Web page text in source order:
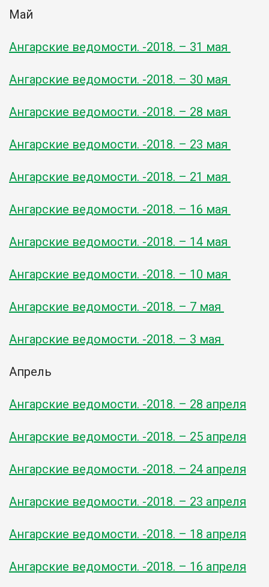
Май
Ангарские ведомости. -2018. – 31 мая
Ангарские ведомости. -2018. – 30 мая
Ангарские ведомости. -2018. – 28 мая
Ангарские ведомости. -2018. – 23 мая
Ангарские ведомости. -2018. – 21 мая
Ангарские ведомости. -2018. – 16 мая
Ангарские ведомости. -2018. – 14 мая
Ангарские ведомости. -2018. – 10 мая
Ангарские ведомости. -2018. – 7 мая
Ангарские ведомости. -2018. – 3 мая
Апрель
Ангарские ведомости. -2018. – 28 апреля
Ангарские ведомости. -2018. – 25 апреля
Ангарские ведомости. -2018. – 24 апреля
Ангарские ведомости. -2018. – 23 апреля
Ангарские ведомости. -2018. – 18 апреля
Ангарские ведомости. -2018. – 16 апреля